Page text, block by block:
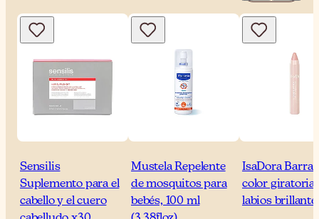
Sensilis
Suplemento para el
cabello y el cuero
Mustela Repelente
de mosquitos para
bebés, 100 ml
IsaDora Barra
color giratoria
labios